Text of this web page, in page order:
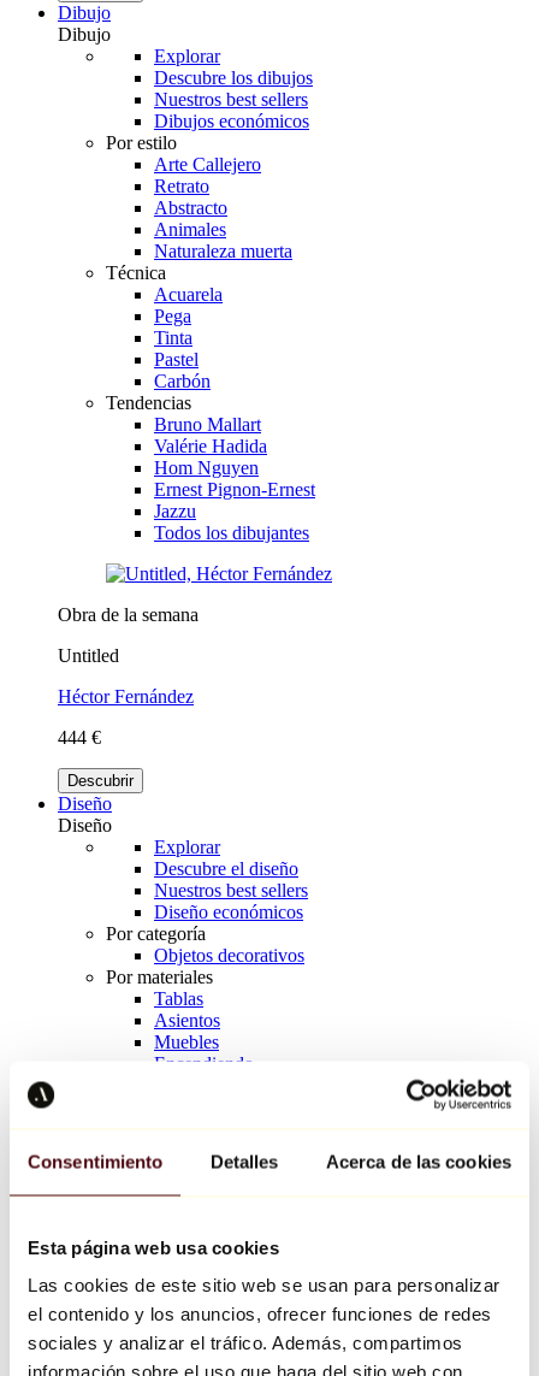
Consentimiento Detalles Acerca de las cookies
Esta página web usa cookies
Las cookies de este sitio web se usan para personalizar
el contenido y los anuncios, ofrecer funciones de redes
sociales y analizar el tráfico. Además, compartimos
información sobre el uso que haga del sitio web con
Dibujo
Dibujo
Explorar
Descubre los dibujos
Nuestros best sellers
Dibujos económicos
Por estilo
Arte Callejero
Retrato
Abstracto
Animales
Naturaleza muerta
Técnica
Acuarela
Pega
Tinta
Pastel
Carbón
Tendencias
Bruno Mallart
Valérie Hadida
Hom Nguyen
Ernest Pignon-Ernest
Jazzu
Todos los dibujantes
Obra de la semana
Untitled
Héctor Fernández
444 €
Descubrir
Diseño
Diseño
Explorar
Descubre el diseño
Nuestros best sellers
Diseño económicos
Por categoría
Objetos decorativos
Por materiales
Tablas
Asientos
Muebles
Encendiendo
Richard Orlinski
Keith Haring
Jeff Koons
Jean-Michel Basquiat
Todos los diseñadores
Obra de la semana